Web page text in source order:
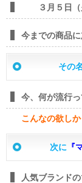
３月５日（火
今までの商品
その名
今、何が流行
こんなの欲し
次に 『
人気ブランド